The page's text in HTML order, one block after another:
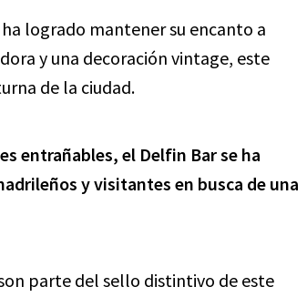
logrado mantener su encanto a
y una decoración vintage, este
de la ciudad.
entrañables, el Delfin Bar se ha
y visitantes en busca de una
parte del sello distintivo de este